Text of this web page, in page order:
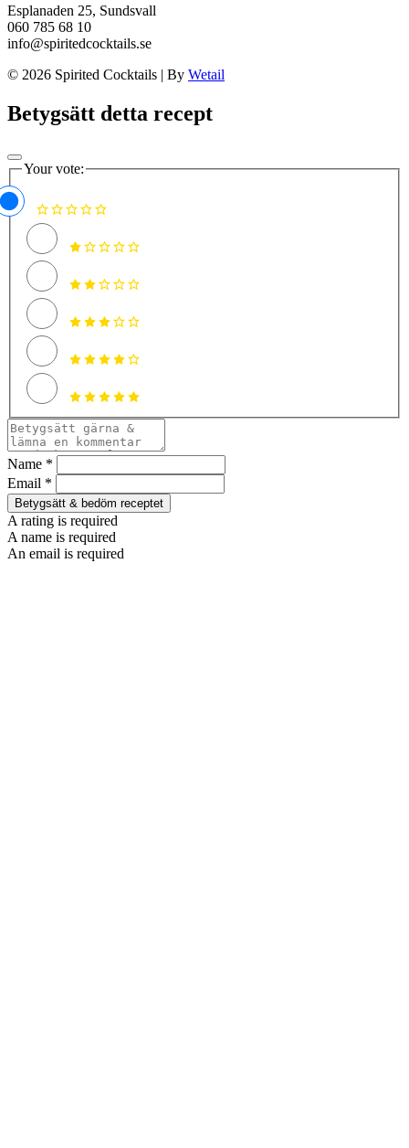
Esplanaden 25, Sundsvall
060 785 68 10
info@spiritedcocktails.se
© 2026 Spirited Cocktails | By Wetail
Betygsätt detta recept
Your vote:
Name *
Email *
Betygsätt & bedöm receptet
A rating is required
A name is required
An email is required